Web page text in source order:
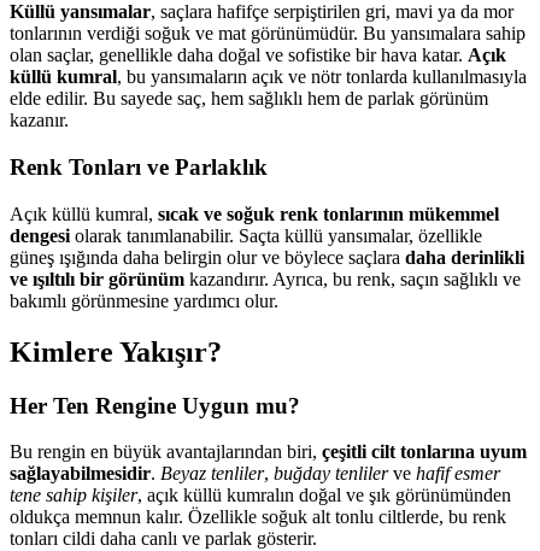
Küllü yansımalar, saçlara hafifçe serpiştirilen gri, mavi ya da mor
tonlarının verdiği soğuk ve mat görünümüdür. Bu yansımalara sahip
olan saçlar, genellikle daha doğal ve sofistike bir hava katar. Açık
küllü kumral, bu yansımaların açık ve nötr tonlarda kullanılmasıyla
elde edilir. Bu sayede saç, hem sağlıklı hem de parlak görünüm
kazanır.
Renk Tonları ve Parlaklık
Açık küllü kumral, sıcak ve soğuk renk tonlarının mükemmel
dengesi olarak tanımlanabilir. Saçta küllü yansımalar, özellikle
güneş ışığında daha belirgin olur ve böylece saçlara daha derinlikli
ve ışıltılı bir görünüm kazandırır. Ayrıca, bu renk, saçın sağlıklı ve
bakımlı görünmesine yardımcı olur.
Kimlere Yakışır?
Her Ten Rengine Uygun mu?
Bu rengin en büyük avantajlarından biri, çeşitli cilt tonlarına uyum
sağlayabilmesidir. Beyaz tenliler, buğday tenlilerve hafif esmer
tene sahip kişiler, açık küllü kumralın doğal ve şık görünümünden
oldukça memnun kalır. Özellikle soğuk alt tonlu ciltlerde, bu renk
tonları cildi daha canlı ve parlak gösterir.